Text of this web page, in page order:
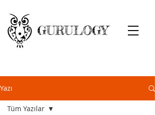
GURULOGY
Yazı
Tüm Yazılar